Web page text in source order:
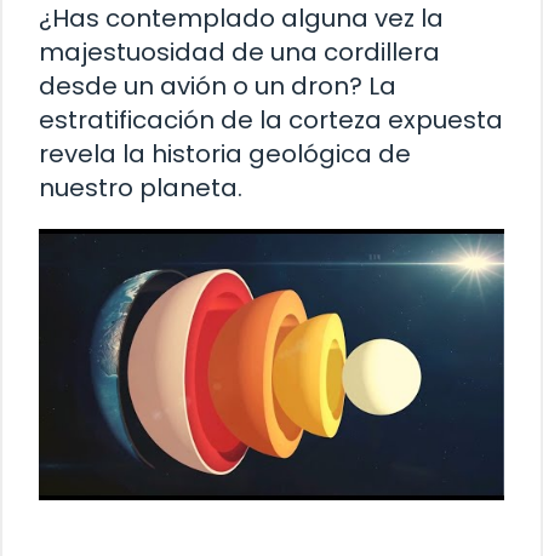
¿Has contemplado alguna vez la
majestuosidad de una cordillera
desde un avión o un dron? La
estratificación de la corteza expuesta
revela la historia geológica de
nuestro planeta.